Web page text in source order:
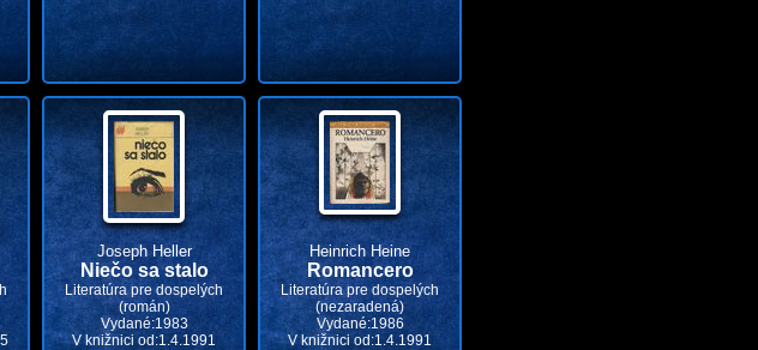
Joseph Heller
Niečo sa stalo
Literatúra pre dospelých
(román)
Vydané:1983
V knižnici od:1.4.1991
Heinrich Heine
Romancero
Literatúra pre dospelých
(nezaradená)
Vydané:1986
V knižnici od:1.4.1991